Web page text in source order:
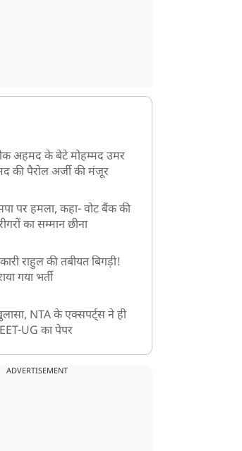
अहमद के बेटे मोहम्मद उमर
की पैरोल अर्जी की मंजूर
पर हमला, कहा- वोट बैंक की
का सम्मान छीना
राहुल की तबीयत बिगड़ी!
गया भर्ती
NTA के एक्सपर्ट्स ने ही
UG का पेपर
में गंगा उफान पर, जलस्तर में
ADVERTISEMENT